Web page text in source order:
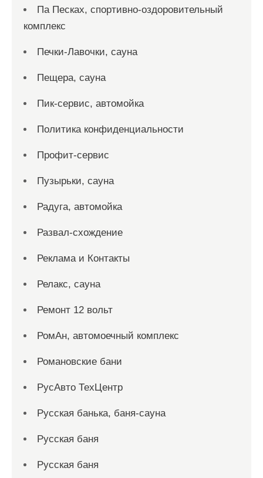
Па Песках, спортивно-оздоровительный
комплекс
Печки-Лавочки, сауна
Пещера, сауна
Пик-сервис, автомойка
Политика конфиденциальности
Профит-сервис
Пузырьки, сауна
Радуга, автомойка
Развал-схождение
Реклама и Контакты
Релакс, сауна
Ремонт 12 вольт
РомАн, автомоечный комплекс
Романовские бани
РусАвто ТехЦентр
Русская банька, баня-сауна
Русская баня
Русская баня